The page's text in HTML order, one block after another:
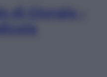
di Giorgia –